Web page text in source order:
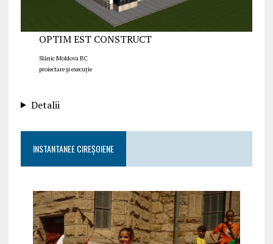
OPTIM EST CONSTRUCT
Slănic Moldova BC
proiectare și execuție
Detalii
INSTANTANEE CIREȘOIENE